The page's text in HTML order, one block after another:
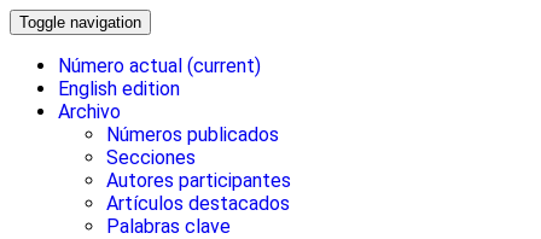
Toggle navigation
Número actual (current)
English edition
Archivo
Números publicados
Secciones
Autores participantes
Artículos destacados
Palabras clave